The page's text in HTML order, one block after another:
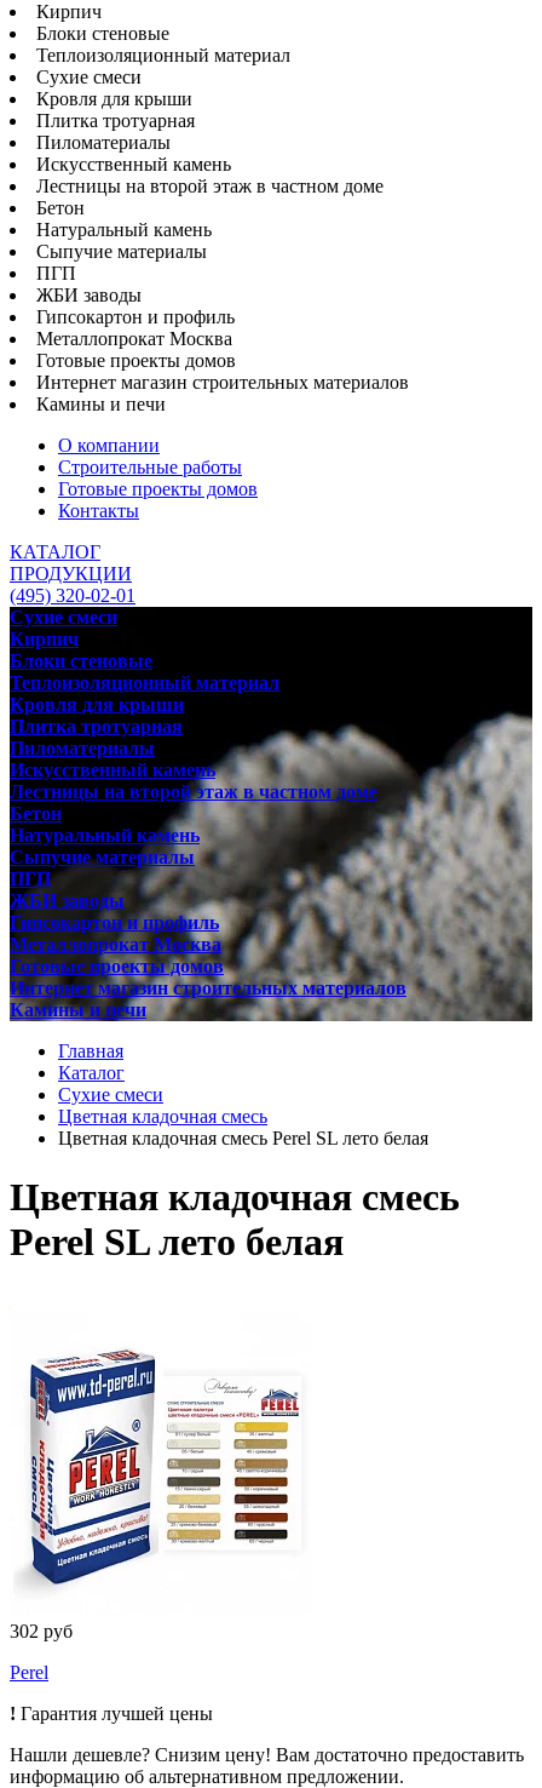
Кирпич
Блоки стеновые
Теплоизоляционный материал
Сухие смеси
Кровля для крыши
Плитка тротуарная
Пиломатериалы
Искусственный камень
Лестницы на второй этаж в частном доме
Бетон
Натуральный камень
Сыпучие материалы
ПГП
ЖБИ заводы
Гипсокартон и профиль
Металлопрокат Москва
Готовые проекты домов
Интернет магазин строительных материалов
Камины и печи
О компании
Строительные работы
Готовые проекты домов
Контакты
КАТАЛОГ
ПРОДУКЦИИ
(495) 320-02-01
Сухие смеси
Кирпич
Блоки стеновые
Теплоизоляционный материал
Кровля для крыши
Плитка тротуарная
Пиломатериалы
Искусственный камень
Лестницы на второй этаж в частном доме
Бетон
Натуральный камень
Сыпучие материалы
ПГП
ЖБИ заводы
Гипсокартон и профиль
Металлопрокат Москва
Готовые проекты домов
Интернет магазин строительных материалов
Камины и печи
Главная
Каталог
Сухие смеси
Цветная кладочная смесь
Цветная кладочная смесь Perel SL лето белая
Цветная кладочная смесь
Perel SL лето белая
302 руб
Perel
! Гарантия лучшей цены
Нашли дешевле? Снизим цену! Вам достаточно предоставить
информацию об альтернативном предложении.